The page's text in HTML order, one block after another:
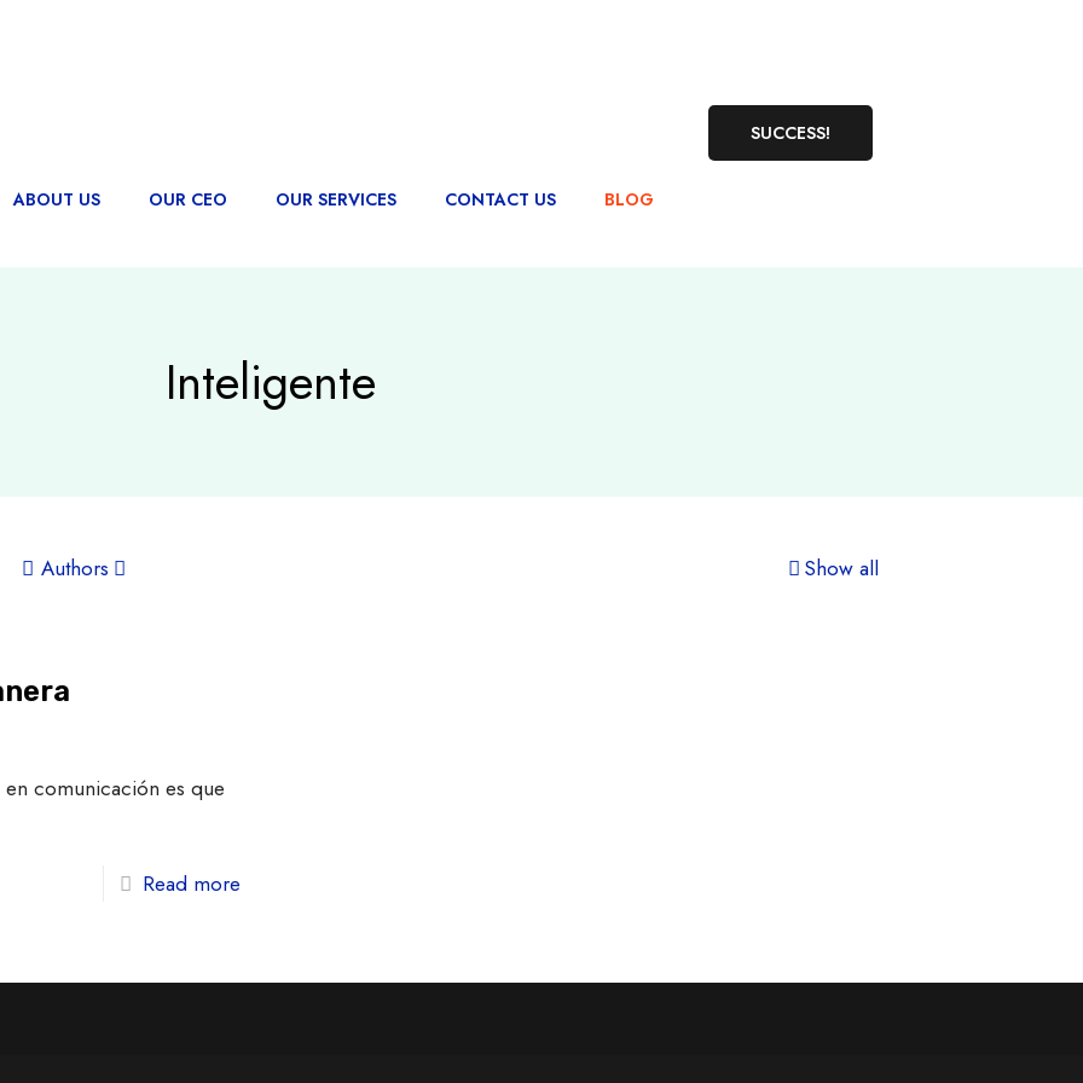
ABOUT US OUR CEO OUR SERVICES CONTACT US BLOG
SUCCESS!
Inteligente
Authors Show all
comunicación es que
Read more